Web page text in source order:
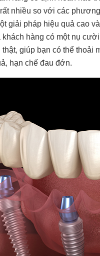
nhiều so với các
giải pháp hiệu quả cao
khách hàng có một nụ
giúp bạn có thể
hạn chế đau đớn.